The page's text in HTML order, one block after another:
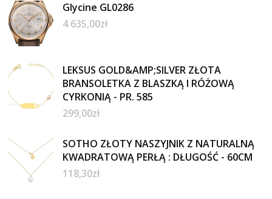
Glycine GL0286
4 635,00zł
LEKSUS GOLD&AMP;SILVER ZŁOTA
BRANSOLETKA Z BLASZKĄ I RÓŻOWĄ
CYRKONIĄ - PR. 585
299,00zł
SOTHO ZŁOTY NASZYJNIK Z NATURALNĄ
KWADRATOWĄ PERŁĄ : DŁUGOŚĆ - 60CM
118,30zł